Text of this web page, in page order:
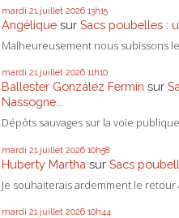
mardi 21 juillet 2026 13h15
Angélique sur Sacs poubelles :
Malheureusement nous subissons
mardi 21 juillet 2026 11h10
Ballester González Fermín sur
Nassogne...
Dépôts sauvages sur la voie
mardi 21 juillet 2026 10h58
Huberty Martha sur Sacs
Je souhaiterais ardemment le retour
mardi 21 juillet 2026 10h44